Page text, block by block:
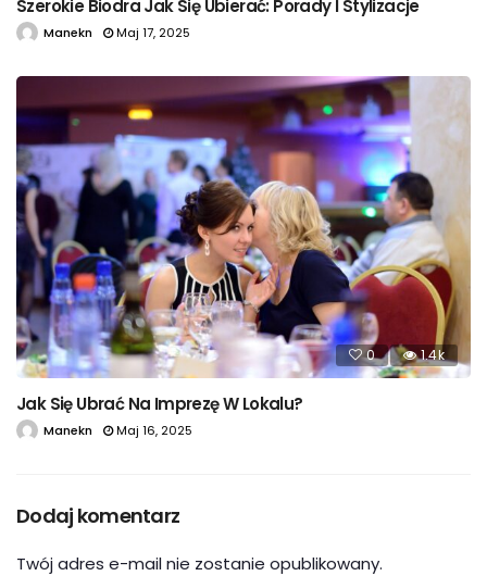
Szerokie Biodra Jak Się Ubierać: Porady I Stylizacje
Manekn Maj 17, 2025
0 1.4k
Jak Się Ubrać Na Imprezę W Lokalu?
Manekn Maj 16, 2025
Dodaj komentarz
Twój adres e-mail nie zostanie opublikowany.